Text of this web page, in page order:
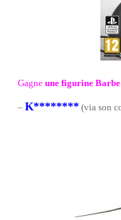
Gagne une figurine Barbe
– K******** (via son